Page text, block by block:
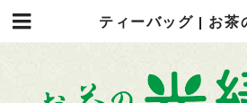
ティーバッグ | お茶